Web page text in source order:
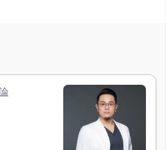
料帶走牙齒的外因性色素
理，可去除大部份結石
，提升手術成功率！